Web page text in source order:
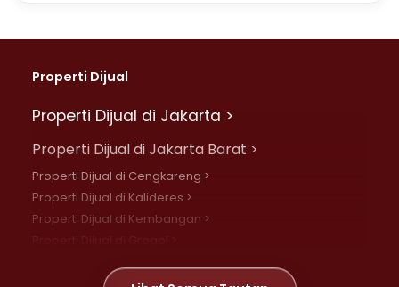
Properti Dijual
Properti Dijual di Jakarta >
Properti Dijual di Jakarta Barat >
Properti Dijual di Cengkareng >
Properti Dijual di Kalideres >
Properti Dijual di Kembangan >
Properti Dijual di Meruya >